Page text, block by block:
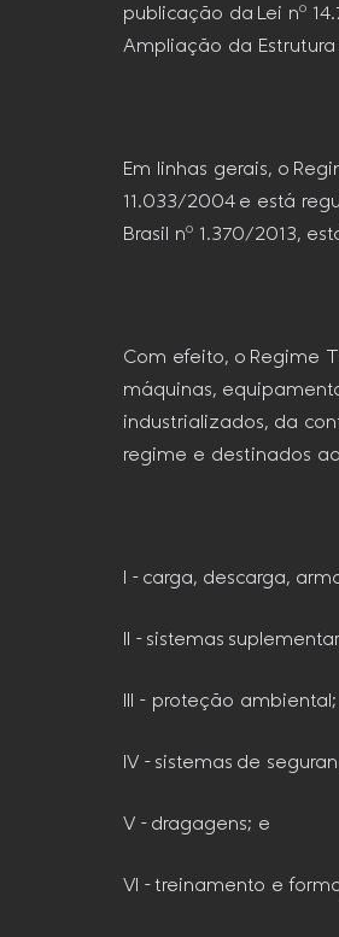
publicação da Lei nº
Ampliação da
Em linhas gerais, o
11.033/2004 e está
Brasil nº 1.370/2013,
Com efeito, o Regime
máquinas,
industrializados, da
regime e destinados
I – carga, descarga,
II – sistemas
III – proteção ambiental;
IV – sistemas de
V – dragagens; e
VI – treinamento e